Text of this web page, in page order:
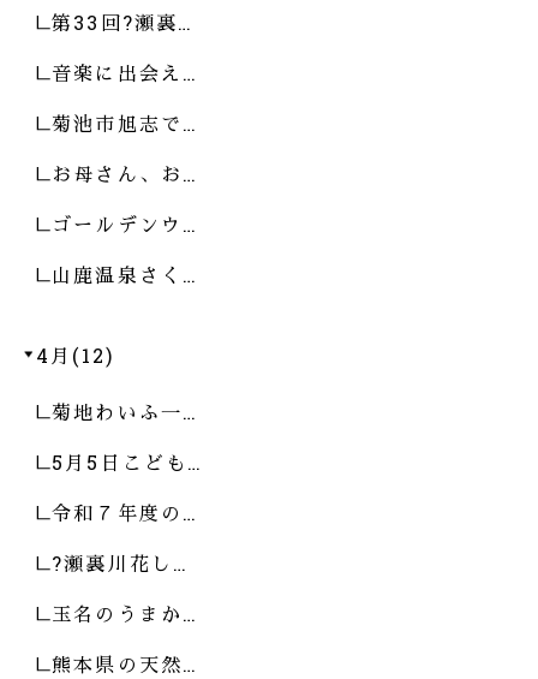
第33回?瀬裏…
音楽に出会え…
菊池市旭志で…
お母さん、お…
ゴールデンウ…
山鹿温泉さく…
4月(12)
菊地わいふ一…
5月5日こども…
令和７年度の…
?瀬裏川花し…
玉名のうまか…
熊本県の天然…